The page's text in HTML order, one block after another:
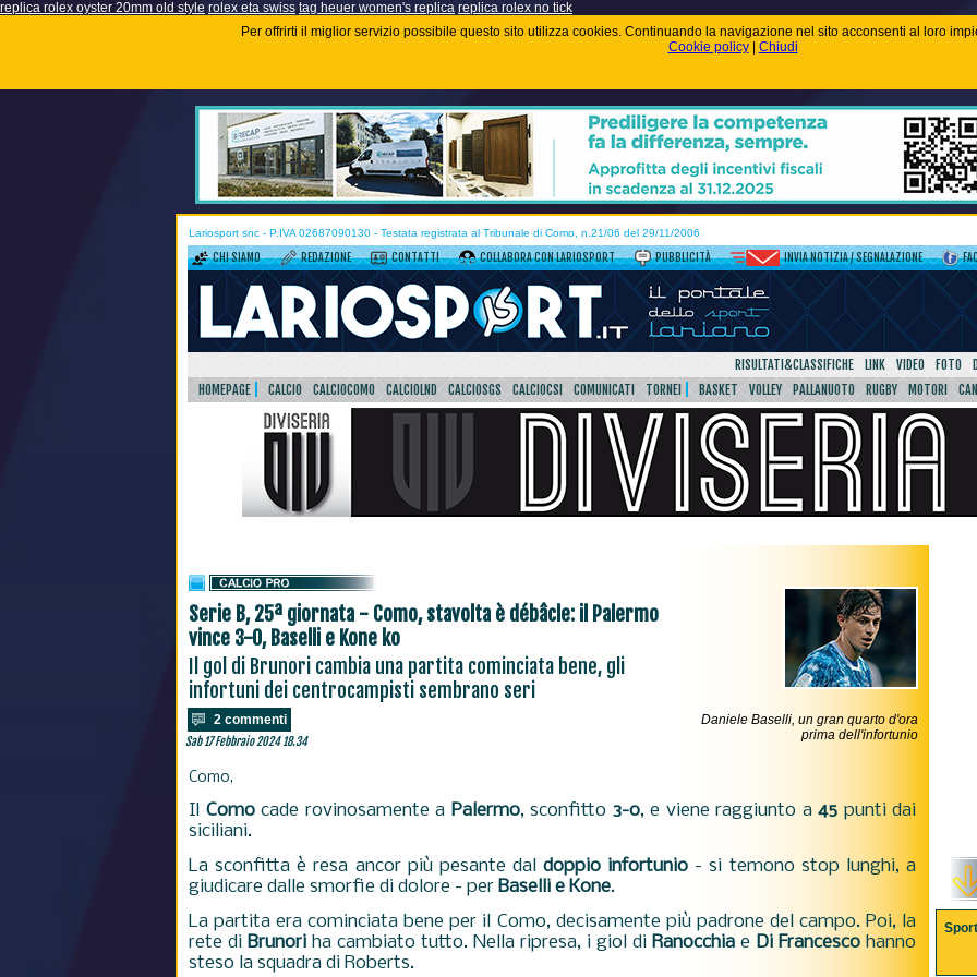
replica rolex oyster 20mm old style rolex eta swiss tag heuer women's replica replica rolex no tick
Per offrirti il miglior servizio possibile questo sito utilizza cookies. Continuando la navigazione nel sito acconsenti al loro
Cookie policy| Chiudi
Lariosport snc - P.IVA 02687090130 - Testata registrata al Tribunale di Como, n.21/06 del 29/11/2006
CHI SIAMO REDAZIONE CONTATTI COLLABORA CON LARIOSPORT PUBBLICITÀ INVIA NOTIZIA / SEGNALAZIONE
RISULTATI&CLASSIFICHE LINK VIDEO FOTO
HOMEPAGE
CALCIO CALCIOCOMO CALCIOLND CALCIOSGS CALCIOCSI COMUNICATI TORNEI BASKET VOLLEY PALLANUOTO RUGBY MOTORI
Serie B, 25ª giornata - Como, stavolta è débâcle: il Palermo
vince 3-0, Baselli e Kone ko
Il gol di Brunori cambia una partita cominciata bene, gli
infortuni dei centrocampisti sembrano seri
2 commenti
Sab 17 Febbraio 2024 18.34
Daniele Baselli, un gran quarto d'ora
prima dell'infortunio
Como,
Il Comocade rovinosamente a Palermo, sconfitto 3-0, e viene raggiunto a 45 punti dai
siciliani.
La sconfitta è resa ancor più pesante daldoppio infortunio - si temono stop lunghi, a
giudicare dalle smorfie di dolore - per Baselli e Kone.
La partita era cominciata bene per il Como, decisamente più padrone del campo. Poi, la
rete di Brunori ha cambiato tutto. Nella ripresa, i giol di Ranocchia e Di Francesco hanno
steso la squadra di Roberts.
Sport